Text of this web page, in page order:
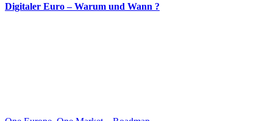
Digitaler Euro – Warum und Wann ?